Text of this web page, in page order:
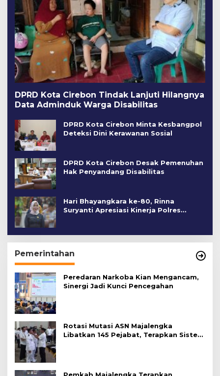
DPRD Kota Cirebon Tindak Lanjuti Hilangnya
Data Adminduk Warga Disabilitas
DPRD Kota Cirebon Minta Kesbangpol
Deteksi Dini Kerawanan Sosial
DPRD Kota Cirebon Desak Pemenuhan
Hak Penyandang Disabilitas
Hari Bhayangkara ke-80, Rinna
Suryanti Apresiasi Kinerja Polres
Pemerintahan
Peredaran Narkoba Kian Mengancam,
Sinergi Jadi Kunci Pencegahan
Rotasi Mutasi ASN Majalengka
Libatkan 145 Pejabat, Terapkan Sistem